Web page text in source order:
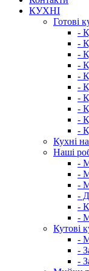
КУХНІ
Готові
-
-
-
-
-
-
-
-
-
-
Кухні
Наші
-
-
-
-
-
-
Кутові
-
-
-